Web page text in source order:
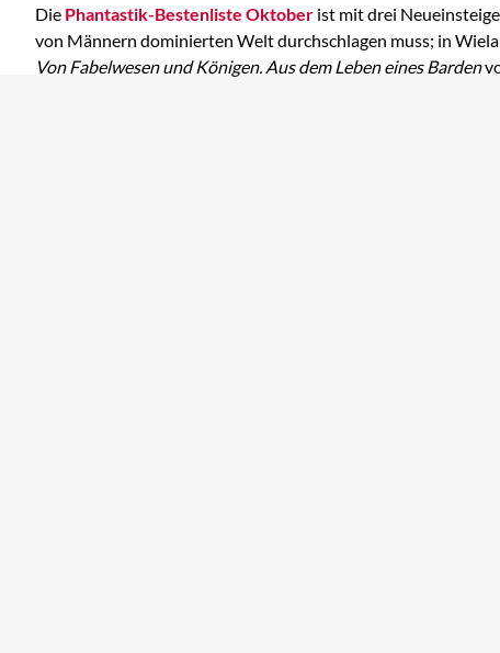
Die Phantastik-Bestenliste Oktoberist mit drei
von Männern dominierten Welt durchschlagen muss; in
Von Fabelwesen und Königen. Aus dem Leben eines Barden